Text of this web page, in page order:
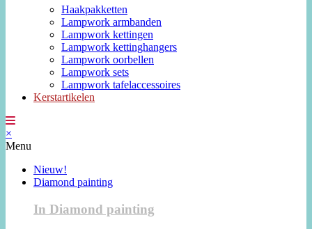
Haakpakketten
Lampwork armbanden
Lampwork kettingen
Lampwork kettinghangers
Lampwork oorbellen
Lampwork sets
Lampwork tafelaccessoires
Kerstartikelen
×
Menu
Nieuw!
Diamond painting
In Diamond painting